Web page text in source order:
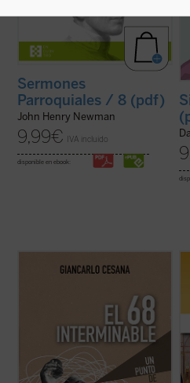
Sermones
Parroquiales / 8 (pdf)
John Henry Newman
9,99€ IVA incluido
disponible en ebook:
«68 interminable»: a partir de su
acontecimientos de 1968 y la ruptura con
la tradición, considerando también sus
consecuencias sociales, políticas y
(ver ficha)
El